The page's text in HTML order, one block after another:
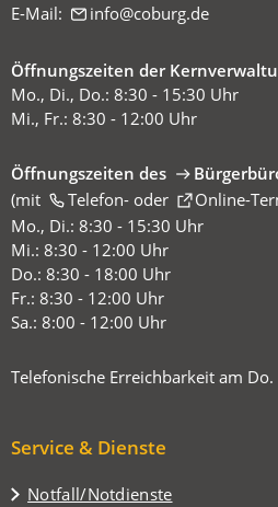
E-Mail:
info coburg de
Öffnungszeiten der
Mo., Di., Do.: 8:30 - 15:30 Uhr
Mi., Fr.: 8:30 - 12:00 Uhr
Öffnungszeiten des
(mit
Telefon-oder Online-
(Öffnet
in
einem
neuen
Tab)
Mo., Di.: 8:30 - 15:30 Uhr
Mi.: 8:30 - 12:00 Uhr
Do.: 8:30 - 18:00 Uhr
Fr.: 8:30 - 12:00 Uhr
Sa.: 8:00 - 12:00 Uhr
Telefonische Erreichbarkeit am
Service & Dienste
Notfall/Notdienste